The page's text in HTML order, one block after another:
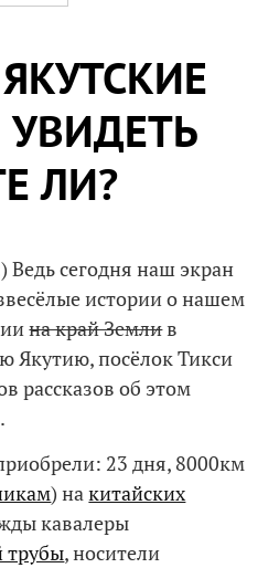
ЛИ?
Ведь сегодня наш экран
истории о нашем
на край Землив
Якутию, посёлок Тикси
рассказов об этом
23 дня, 8000км
) накитайских
кавалеры
трубы, носители